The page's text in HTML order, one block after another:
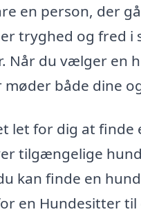
en person, der
tryghed og fred
Når du vælger en
både dine
let for dig at
tilgængelige
kan finde en
en Hundesitter til